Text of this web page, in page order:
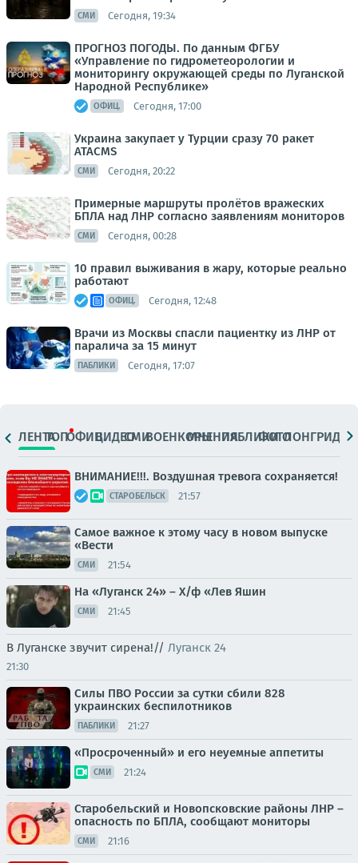
СМИ Сегодня, 19:34
ПРОГНОЗ ПОГОДЫ. По данным ФГБУ
«Управление по гидрометеорологии и
мониторингу окружающей среды по Луганской
Народной Республике»
ОФИЦ. Сегодня, 17:00
Украина закупает у Турции сразу 70 ракет
ATACMS
СМИ Сегодня, 20:22
Примерные маршруты пролётов вражеских
БПЛА над ЛНР согласно заявлениям мониторов
СМИ Сегодня, 00:28
10 правил выживания в жару, которые реально
работают
ОФИЦ. Сегодня, 12:48
Врачи из Москвы спасли пациентку из ЛНР от
паралича за 15 минут
ПАБЛИКИ Сегодня, 17:07
ЛЕНТАТОПОФИЦ.ВИДЕОСМИВОЕНКОРЫМНЕНИЯПАБЛИКИ
ФОТОЛОНГРИДЫ
ВНИМАНИЕ!!!. Воздушная тревога сохраняется!
СТАРОБЕЛЬСК 21:57
Самое важное к этому часу в новом выпуске
«Вести
СМИ 21:54
На «Луганск 24» – Х/ф «Лев Яшин
СМИ 21:45
В Луганске звучит сирена!// Луганск 24
21:30
Силы ПВО России за сутки сбили 828
украинских беспилотников
ПАБЛИКИ 21:27
«Просроченный» и его неуемные аппетиты
СМИ 21:24
Старобельский и Новопсковские районы ЛНР –
опасность по БПЛА, сообщают мониторы
СМИ 21:16